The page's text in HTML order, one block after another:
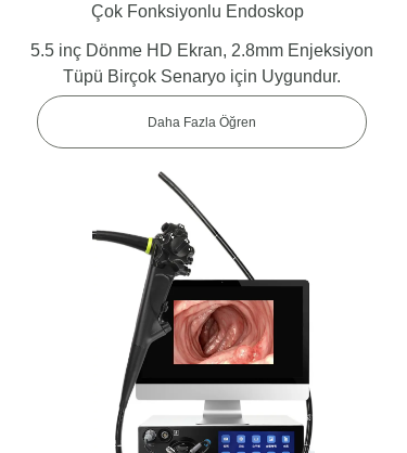
Çok Fonksiyonlu Endoskop
5.5 inç Dönme HD Ekran, 2.8mm Enjeksiyon
Tüpü Birçok Senaryo için Uygundur.
Daha Fazla Öğren